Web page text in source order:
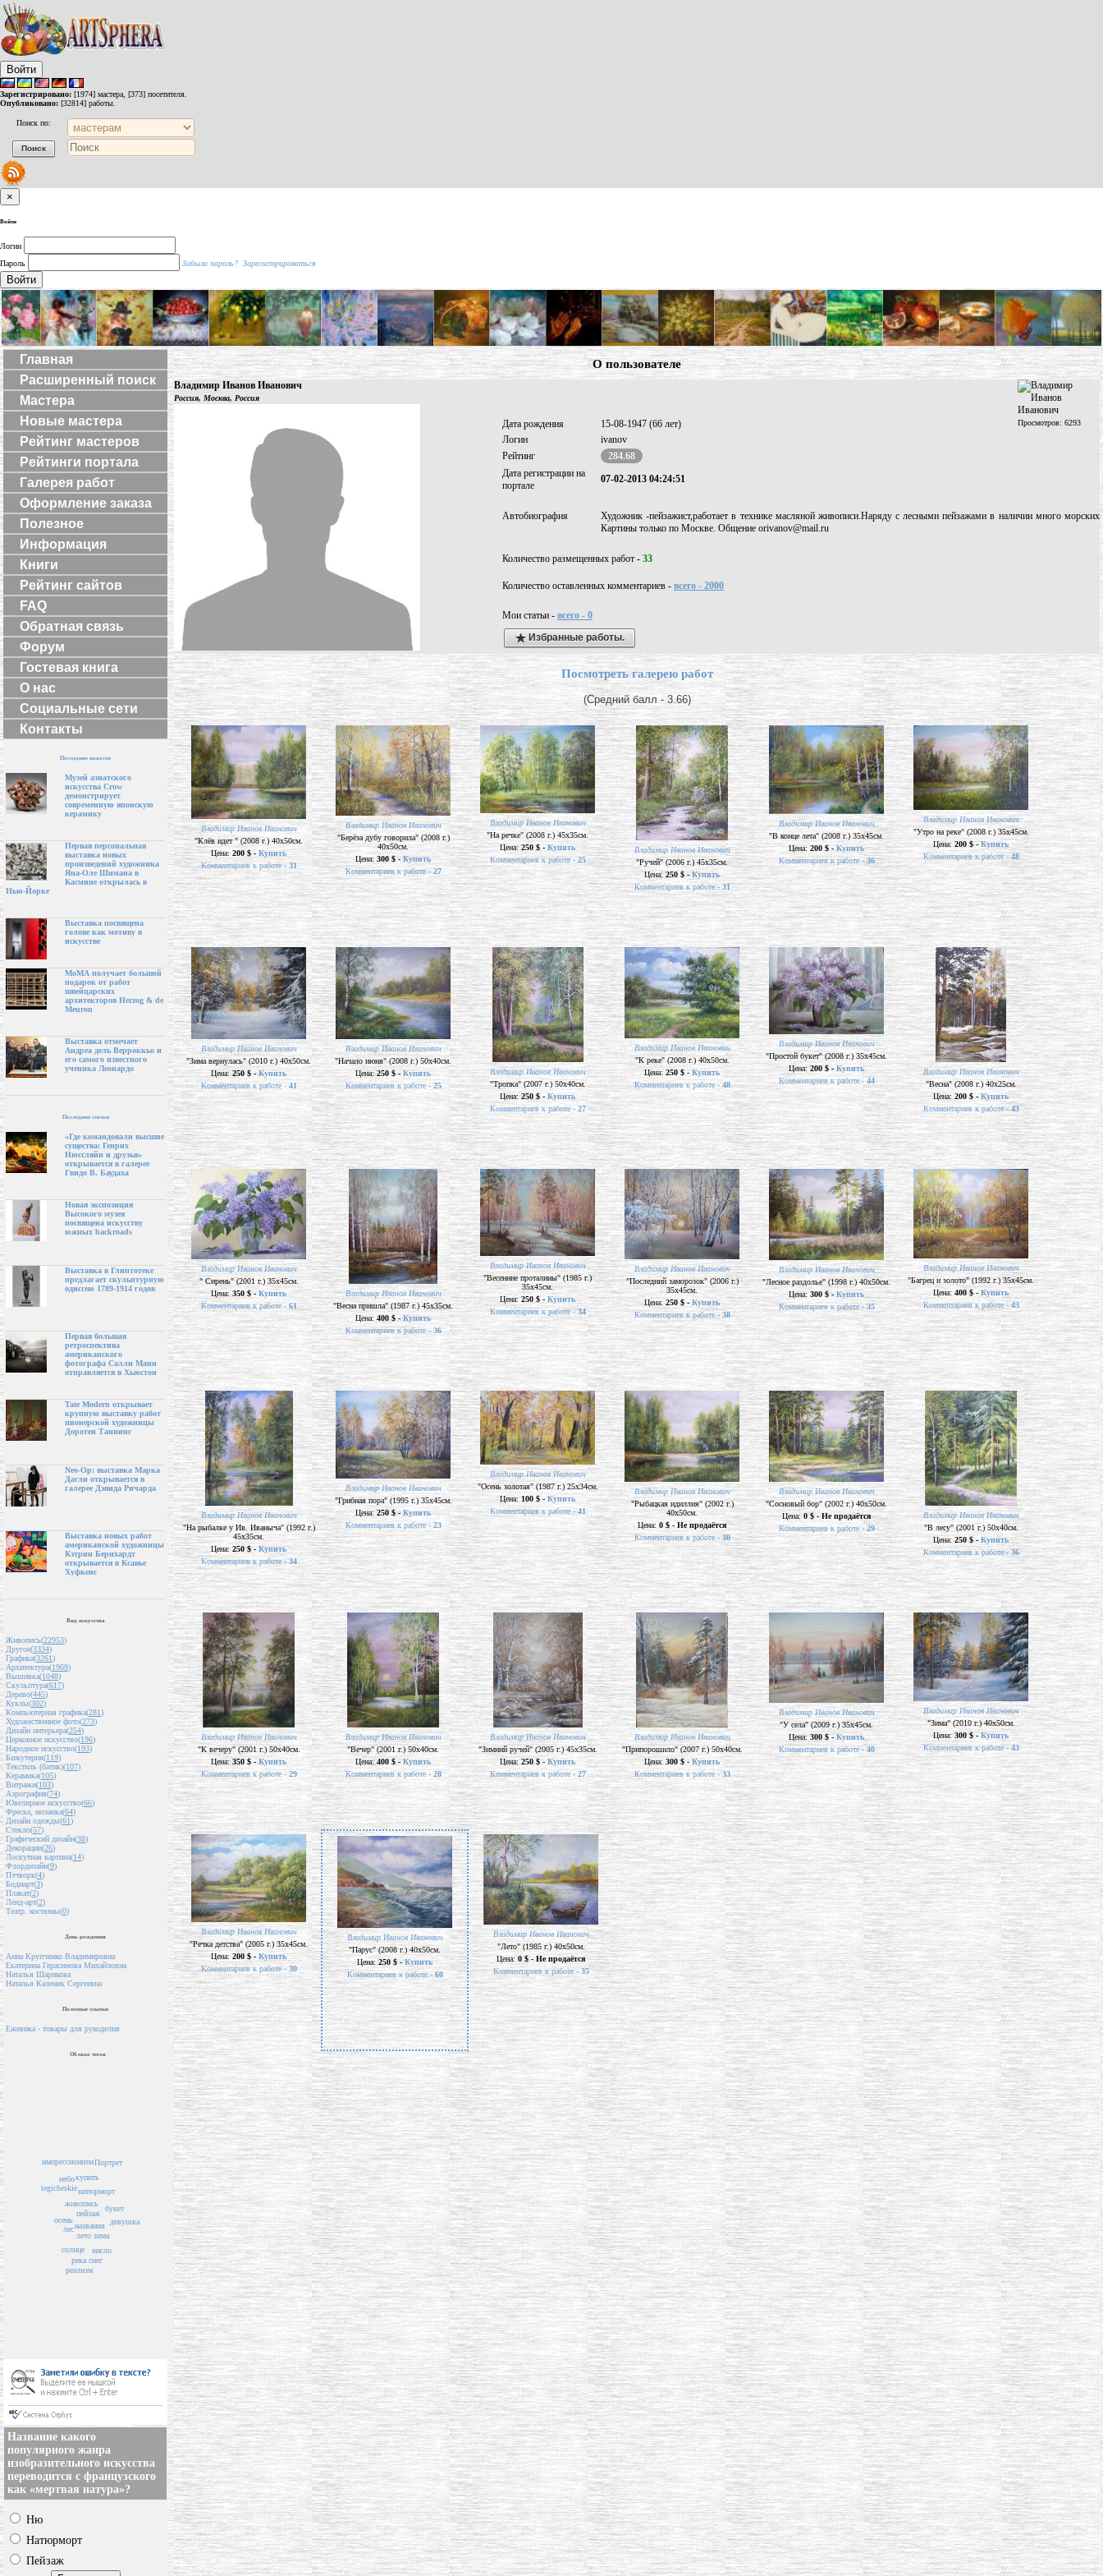
Войти
Зарегистрировано: [1974] мастера, [373] посетителя.
Опубликовано: [32814] работы.
Поиск по:
×
Войти
Логин
Пароль
Забыли пароль? Зарегистрироваться
Войти
Главная
Расширенный поиск
Мастера
Новые мастера
Рейтинг мастеров
Рейтинги портала
Галерея работ
Оформление заказа
Полезное
Информация
Книги
Рейтинг сайтов
FAQ
Обратная связь
Форум
Гостевая книга
О нас
Социальные сети
Контакты
Последние новости
Музей азиатского
искусства Crow
демонстрирует
современную японскую
керамику
Первая персональная
выставка новых
произведений художника
Яна-Оле Шимана в
Касмине открылась в
Нью-Йорке
Выставка посвящена
голове как мотиву в
искусстве
МоМА получает большой
подарок от работ
швейцарских
архитекторов Herzog & de
Meuron
Выставка отмечает
Андреа дель Верроккьо и
его самого известного
ученика Леонардо
Последние статьи
«Где командовали высшие
существа: Генрих
Нюссляйн и друзья»
открывается в галерее
Гвидо В. Баудаха
Новая экспозиция
Высокого музея
посвящена искусству
южных backroads
Выставка в Глиптотеке
предлагает скульптурную
одиссею 1789-1914 годов
Первая большая
ретроспектива
американского
фотографа Салли Манн
отправляется в Хьюстон
Tate Modern открывает
крупную выставку работ
пионерской художницы
Доротеи Таннинг
Neo-Op: выставка Марка
Дагли открывается в
галерее Дэвида Ричарда
Выставка новых работ
американской художницы
Кэтрин Бернхардт
открывается в Ксавье
Хуфкенс
Вид искусства
Живопись(22953)
Другое(3334)
Графика(3261)
Архитектура(1969)
Вышивка(1048)
Скульптура(617)
Дерево(445)
Куклы(302)
Компьютерная графика(281)
Художественное фото(273)
Дизайн интерьера(254)
Церковное искусство(196)
Народное искусство(193)
Бижутерия(119)
Текстиль (батик)(107)
Керамика(105)
Витражи(103)
Аэрография(74)
Ювелирное искусство(66)
Фреска, мозаика(64)
Дизайн одежды(61)
Стекло(57)
Графический дизайн(38)
Декорации(26)
Лоскутная картина(14)
Флордизайн(9)
Пэчворк(4)
Бодиарт(3)
Плакат(2)
Ленд-арт(2)
Театр. костюмы(0)
День рождения
Анна Крупченко Владимировна
Екатерина Герасимова Михайловна
Наталья Шарикова
Наталья Каленик Сергеевна
Полезные ссылки
Ежевика - товары для рукоделия
Облако тегов
пейзаж
названия
живопись
лето
натюрморт
купить
солнце
лес
зима
осень
букет
масло
река снег
tegicheskie
реализм
небо
импрессионизмПортрет
девушка
Название какого
популярного жанра
изобразительного искусства
переводится с французского
как «мертвая натура»?
Ню
Натюрморт
Пейзаж
О пользователе
Владимир Иванов Иванович
Просмотров: 6293
Россия, Москва, Россия
Дата рождения
15-08-1947 (66 лет)
Логин
ivanov
Рейтинг
284.68
Дата регистрации на
портале
07-02-2013 04:24:51
Автобиография
Художник -пейзажист,работает в технике масляной живописи.Наряду с лесными пейзажами в наличии много морских
Картины только по Москве. Общение orivanov@mail.ru
Количество размещенных работ - 33
Количество оставленных комментариев - всего - 2000
Мои статьи - всего - 0
Избранные работы.
Посмотреть галерею работ
(Средний балл - 3.66)
Владимир Иванов Иванович
"Клёв идет " (2008 г.) 40х50см.
Цена:200 $ - Купить
Комментариев к работе -31
Владимир Иванов Иванович
"Берёза дубу говорила" (2008 г.)
40х50см.
Цена:300 $ - Купить
Комментариев к работе - 27
Владимир Иванов Иванович
"На речке" (2008 г.) 45х35см.
Цена:250 $ - Купить
Комментариев к работе -25
Владимир Иванов Иванович
"Ручей" (2006 г.) 45х35см.
Цена: 250 $ -Купить
Комментариев к работе - 31
Владимир Иванов Иванович
"В конце лета" (2008 г.) 35х45см.
Цена: 200 $ -Купить
Комментариев к работе -36
Владимир Иванов Иванович
"Утро на реке" (2008 г.) 35х45см.
Цена:200 $ -Купить
Комментариев к работе -48
Владимир Иванов Иванович
"Зима вернулась" (2010 г.) 40х50см.
Цена:250 $ - Купить
Комментариев к работе - 41
Владимир Иванов Иванович
"Начало июня" (2008 г.) 50х40см.
Цена:250 $ - Купить
Комментариев к работе - 25
Владимир Иванов Иванович
"Тропка" (2007 г.) 50х40см.
Цена:250 $ - Купить
Комментариев к работе - 27
Владимир Иванов Иванович
"К реке" (2008 г.) 40х50см.
Цена:250 $ -Купить
Комментариев к работе -48
Владимир Иванов Иванович
"Простой букет" (2008 г.) 35х45см.
Цена:200 $ - Купить
Комментариев к работе -44
Владимир Иванов Иванович
"Весна" (2008 г.) 40х25см.
Цена: 200 $ -Купить
Комментариев к работе - 43
Владимир Иванов Иванович
" Сирень" (2001 г.) 35х45см.
Цена: 350 $ - Купить
Комментариев к работе - 61
Владимир Иванов Иванович
"Весна пришла" (1987 г.) 45х35см.
Цена:400 $ -Купить
Комментариев к работе - 36
Владимир Иванов Иванович
"Весенние проталины" (1985 г.)
35х45см.
Цена:250 $ - Купить
Комментариев к работе -34
Владимир Иванов Иванович
"Последний заморозок" (2006 г.)
35х45см.
Цена:250 $ -Купить
Комментариев к работе -38
Владимир Иванов Иванович
"Лесное раздолье" (1998 г.) 40х50см.
Цена: 300 $ -Купить
Комментариев к работе -35
Владимир Иванов Иванович
"Багрец и золото" (1992 г.) 35х45см.
Цена: 400 $ - Купить
Комментариев к работе -43
Владимир Иванов Иванович
"На рыбалке у Ив. Иваныча" (1992 г.)
45х35см.
Цена:250 $ - Купить
Комментариев к работе -34
Владимир Иванов Иванович
"Грибная пора" (1995 г.) 35х45см.
Цена: 250 $ - Купить
Комментариев к работе -23
Владимир Иванов Иванович
"Осень золотая" (1987 г.) 25х34см.
Цена: 100 $ - Купить
Комментариев к работе - 41
Владимир Иванов Иванович
"Рыбацкая идиллия" (2002 г.)
40х50см.
Цена: 0 $ - Не продаётся
Комментариев к работе - 30
Владимир Иванов Иванович
"Сосновый бор" (2002 г.) 40х50см.
Цена: 0 $ - Не продаётся
Комментариев к работе -29
Владимир Иванов Иванович
"В лесу" (2001 г.) 50х40см.
Цена:250 $ -Купить
Комментариев к работе -36
Владимир Иванов Иванович
"К вечеру" (2001 г.) 50х40см.
Цена:350 $ - Купить
Комментариев к работе - 29
Владимир Иванов Иванович
"Вечер" (2001 г.) 50х40см.
Цена:400 $ -Купить
Комментариев к работе - 28
Владимир Иванов Иванович
"Зимний ручей" (2005 г.) 45х35см.
Цена:250 $ - Купить
Комментариев к работе - 27
Владимир Иванов Иванович
"Припорошило" (2007 г.) 50х40см.
Цена:300 $ -Купить
Комментариев к работе -33
Владимир Иванов Иванович
"У села" (2009 г.) 35х45см.
Цена: 300 $ - Купить
Комментариев к работе -40
Владимир Иванов Иванович
"Зима" (2010 г.) 40х50см.
Цена:300 $ - Купить
Комментариев к работе - 43
Владимир Иванов Иванович
"Речка детства" (2005 г.) 35х45см.
Цена:200 $ - Купить
Комментариев к работе -30
Владимир Иванов Иванович
"Парус" (2008 г.) 40х50см.
Цена: 250 $ -Купить
Комментариев к работе - 60
Владимир Иванов Иванович
"Лето" (1985 г.) 40х50см.
Цена:0 $ - Не продаётся
Комментариев к работе -35